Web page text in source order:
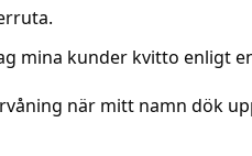
mina kunder kvitto enligt
när mitt namn dök